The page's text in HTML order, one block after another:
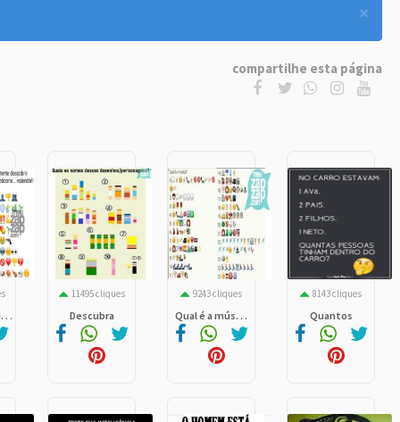
×
compartilhe esta página
. .
11495 cliques
Descubra
9243 cliques
Qual é a mús. . .
8143 cliques
Quantos